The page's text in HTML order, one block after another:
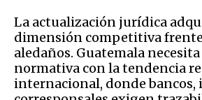
La actualización jurídica
dimensión competitiva frente
aledaños. Guatemala
normativa con la tendencia
internacional, donde bancos,